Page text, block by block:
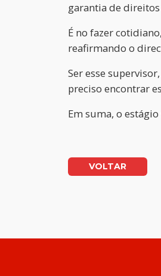
garantia de
É no fazer
reafirmando o
Ser esse
preciso encontrar
Em suma, o
VOLTAR